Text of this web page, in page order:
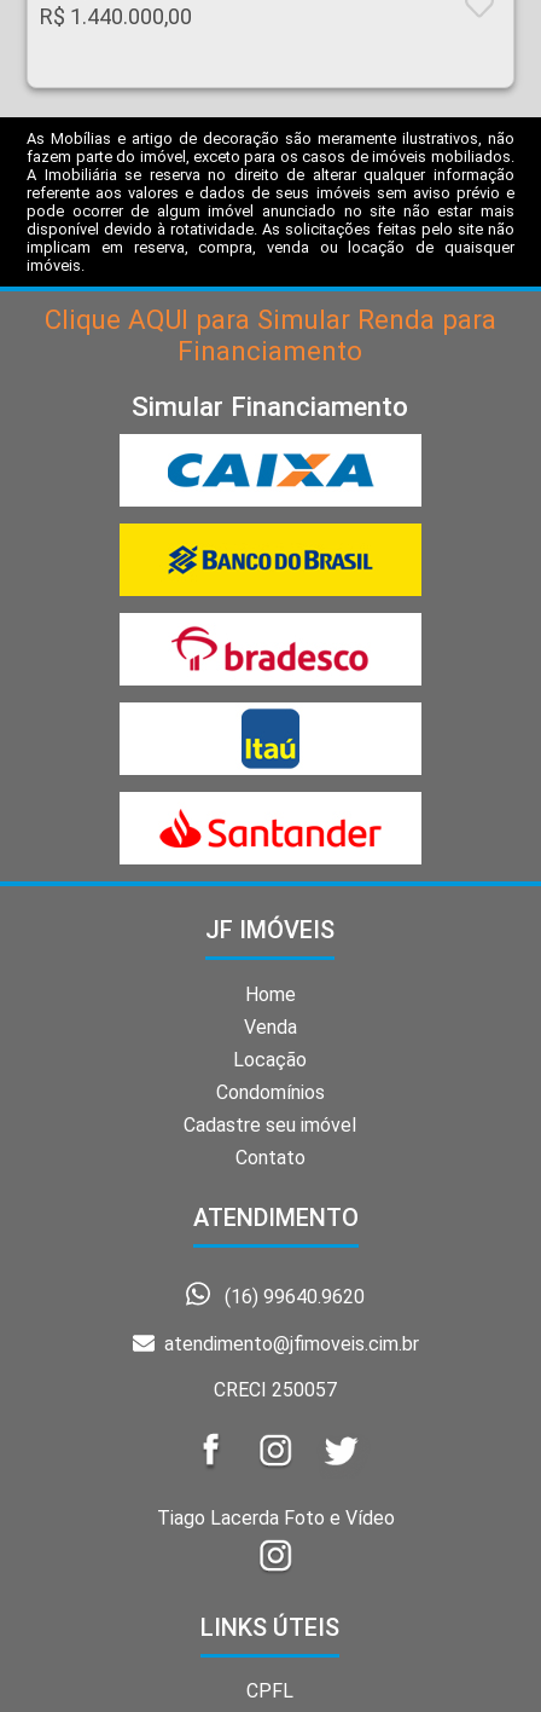
R$ 1.440.000,00
As Mobílias e artigo de decoração são meramente ilustrativos, não
fazem parte do imóvel, exceto para os casos de imóveis mobiliados.
A Imobiliária se reserva no direito de alterar qualquer informação
referente aos valores e dados de seus imóveis sem aviso prévio e
pode ocorrer de algum imóvel anunciado no site não estar mais
disponível devido à rotatividade. As solicitações feitas pelo site não
implicam em reserva, compra, venda ou locação de quaisquer
imóveis.
Clique AQUI para Simular Renda para
Financiamento
Simular Financiamento
JF IMÓVEIS
Home
Venda
Locação
Condomínios
Cadastre seu imóvel
Contato
ATENDIMENTO
(16) 99640.9620
atendimento@jfimoveis.cim.br
CRECI 250057
Tiago Lacerda Foto e Vídeo
LINKS ÚTEIS
CPFL